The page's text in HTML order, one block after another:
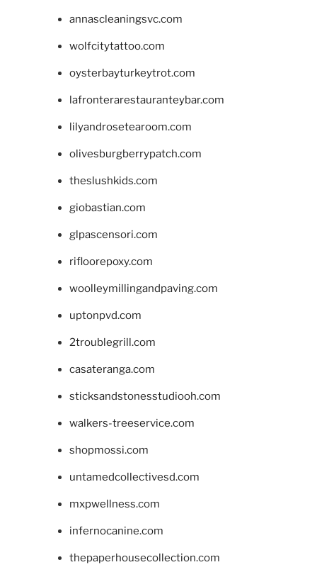
annascleaningsvc.com
wolfcitytattoo.com
oysterbayturkeytrot.com
lafronterarestauranteybar.com
lilyandrosetearoom.com
olivesburgberrypatch.com
theslushkids.com
giobastian.com
glpascensori.com
rifloorepoxy.com
woolleymillingandpaving.com
uptonpvd.com
2troublegrill.com
casateranga.com
sticksandstonesstudiooh.com
walkers-treeservice.com
shopmossi.com
untamedcollectivesd.com
mxpwellness.com
infernocanine.com
thepaperhousecollection.com